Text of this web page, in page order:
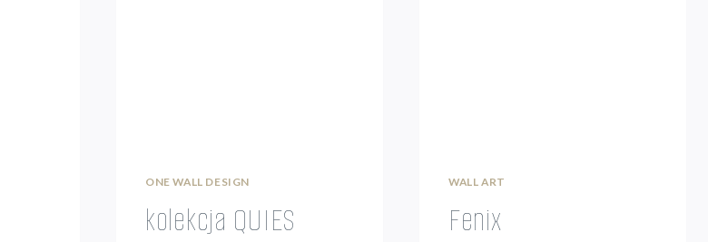
ONE WALL DESIGN
kolekcja QUIES
WALL ART
Fenix